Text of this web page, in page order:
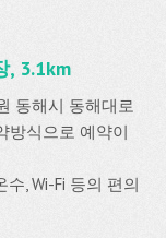
, 3.1km
동해시 동해대로
방식으로 예약이
, Wi-Fi 등의 편의